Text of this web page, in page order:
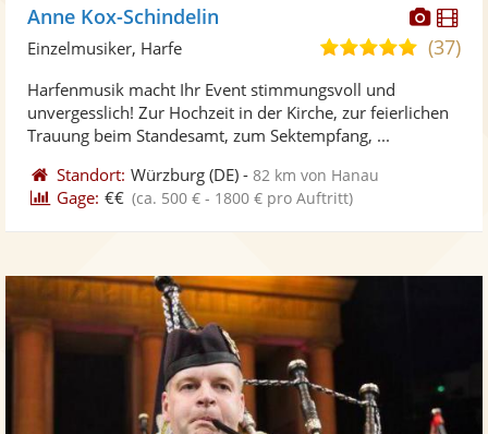
Anne Kox-Schindelin
5,0
5
(37)
Einzelmusiker, Harfe
Harfenmusik macht Ihr Event stimmungsvoll und
unvergesslich! Zur Hochzeit in der Kirche, zur feierlichen
Trauung beim Standesamt, zum Sektempfang, ...
Standort: Würzburg (DE) -82 km von Hanau
Gage: €€ (ca. 500 € - 1800 € pro Auftritt)